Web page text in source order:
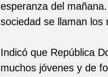
esperanza del
sociedad se llaman los
Indicó que República
muchos jóvenes y de